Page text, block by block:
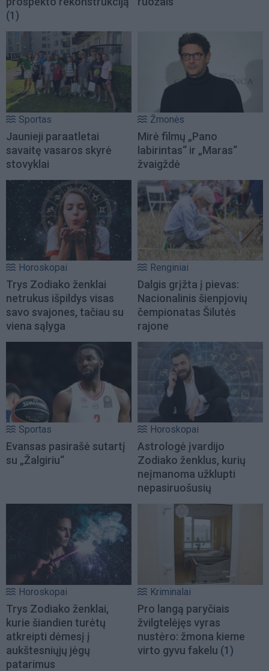
(1)
Sportas
Jaunieji paraatletai
savaitę vasaros skyrė
stovyklai
Žmonės
Mirė filmų „Pano
labirintas“ ir „Maras“
žvaigždė
Horoskopai
Trys Zodiako ženklai
netrukus išpildys visas
savo svajones, tačiau su
viena sąlyga
Renginiai
Dalgis grįžta į pievas:
Nacionalinis šienpjovių
čempionatas Šilutės
rajone
Sportas
Evansas pasirašė sutartį
su „Žalgiriu“
Horoskopai
Astrologė įvardijo
Zodiako ženklus, kurių
neįmanoma užklupti
nepasiruošusių
Horoskopai
Trys Zodiako ženklai,
kurie šiandien turėtų
atkreipti dėmesį į
aukštesniųjų jėgų
patarimus
Kriminalai
Pro langą paryčiais
žvilgtelėjęs vyras
nustėro: žmona kieme
virto gyvu fakelu (1)